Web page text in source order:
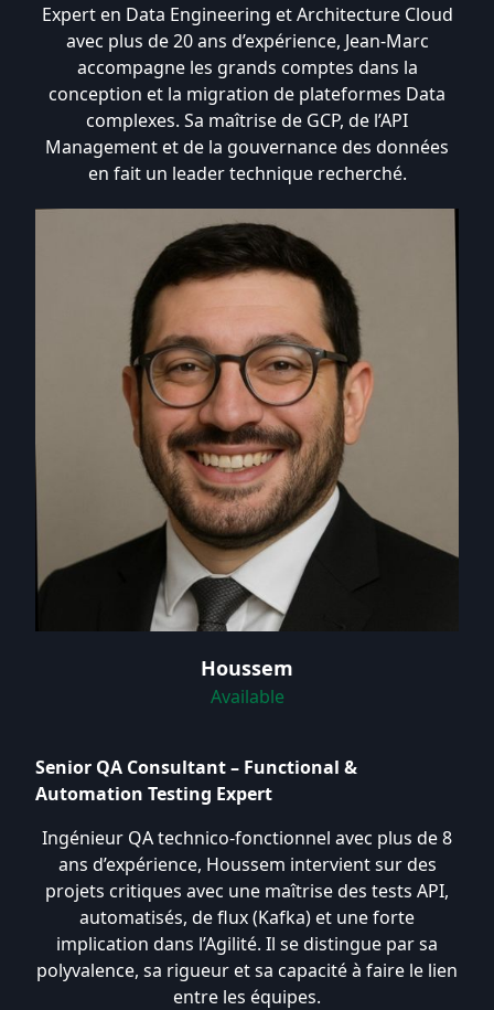
Expert en Data Engineering et Architecture Cloud
avec plus de 20 ans d’expérience, Jean-Marc
accompagne les grands comptes dans la
conception et la migration de plateformes Data
complexes. Sa maîtrise de GCP, de l’API
Management et de la gouvernance des données
en fait un leader technique recherché.
Houssem
Available
Senior QA Consultant – Functional &
Automation Testing Expert
Ingénieur QA technico-fonctionnel avec plus de 8
ans d’expérience, Houssem intervient sur des
projets critiques avec une maîtrise des tests API,
automatisés, de flux (Kafka) et une forte
implication dans l’Agilité. Il se distingue par sa
polyvalence, sa rigueur et sa capacité à faire le lien
entre les équipes.